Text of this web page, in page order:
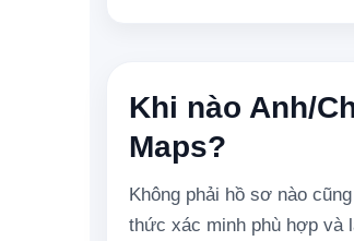
Khi nào Anh/
Maps?
Không phải hồ sơ nào
thức xác minh phù hợp và